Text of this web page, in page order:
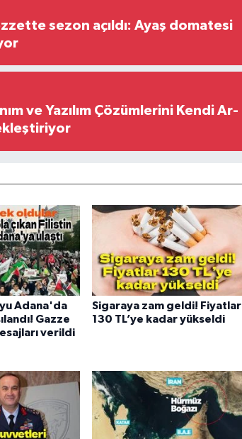
sezon açıldı: Ayaş domatesi
ve Yazılım Çözümlerini Kendi Ar-
Adana'da
Gazze
verildi
Sigaraya zam geldi! Fiyatlar
130 TL’ye kadar yükseldi